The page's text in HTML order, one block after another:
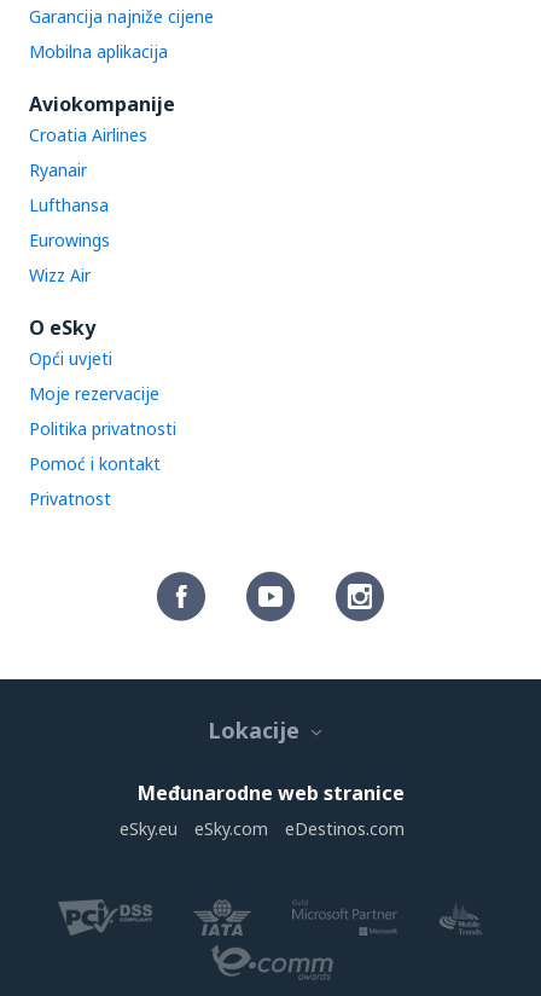
Garancija najniže cijene
Mobilna aplikacija
Aviokompanije
Croatia Airlines
Ryanair
Lufthansa
Eurowings
Wizz Air
O eSky
Opći uvjeti
Moje rezervacije
Politika privatnosti
Pomoć i kontakt
Privatnost
Lokacije
Međunarodne web stranice
eSky.eu eSky.com eDestinos.com